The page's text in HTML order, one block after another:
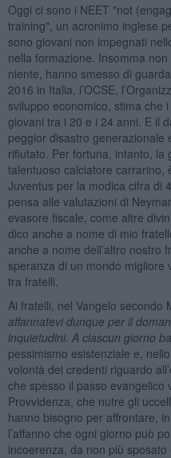
Oggi ci sono i NEET "not
training", un acronimo inglese
sono giovani non impegnati
nella formazione. Insomma
niente, hanno smesso di
2016 in Italia, l’OCSE,
sviluppo economico, stima che
giovani tra i 20 e i 24 anni. E il
peggior disastro generazionale
rifiutato. Per fortuna, intanto, la
talentuoso calciatore carrarino,
Juventus per la modica cifra di
pensa alle valutazioni di
evasore fiscale, come altre
dico anche a nome di mio
anche a nome dell’altro nostro
speranza di un mondo migliore
tra fratelli.
Ai fratelli, nel Vangelo secondo
affannatevi dunque per il
inquietudini. A ciascun giorno
pessimismo esistenziale e,
volontà dei credenti riguardo
che spesso il passo evangelico
Provvidenza, che nutre gli
hanno bisogno per affrontare,
l’affanno che ogni giorno può
incoerenza, da non più sposato